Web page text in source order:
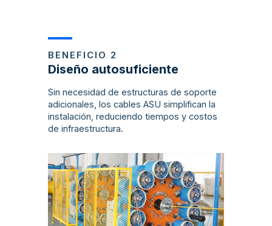
BENEFICIO 2
Diseño autosuficiente
Sin necesidad de estructuras de soporte
adicionales, los cables ASU simplifican la
instalación, reduciendo tiempos y costos
de infraestructura.